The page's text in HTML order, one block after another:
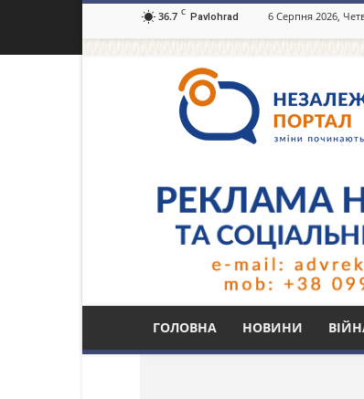
36.7 C Pavlohrad 6 Серпня 2026,
портал
ГОЛОВНА НОВИНИ
Тег: